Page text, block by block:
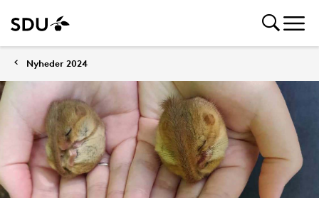
Nyheder 2024